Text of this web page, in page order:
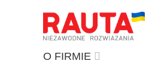
O FIRMIE